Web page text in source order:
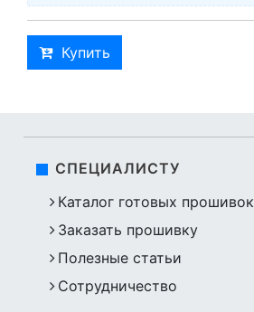
Купить
СПЕЦИАЛИСТУ
Каталог готовых прошивок
Заказать прошивку
Полезные статьи
Сотрудничество